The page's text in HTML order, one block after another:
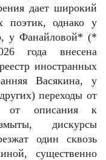
дает широкий
поэтик, однако у
у Фанайловой* (*
года внесена
иностранных
Васякина, у
переходы от
от описания к
дискурсы
один сквозь
существенно